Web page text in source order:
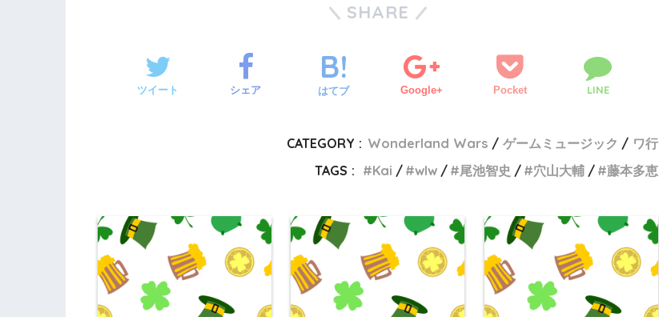
SHARE
ツイート シェア はてブ Google+ Pocket LINE
CATEGORY : Wonderland Wars ゲームミュージック
ワ行
TAGS :
Kai wlw 尾池智史 穴山大輔 藤本多恵